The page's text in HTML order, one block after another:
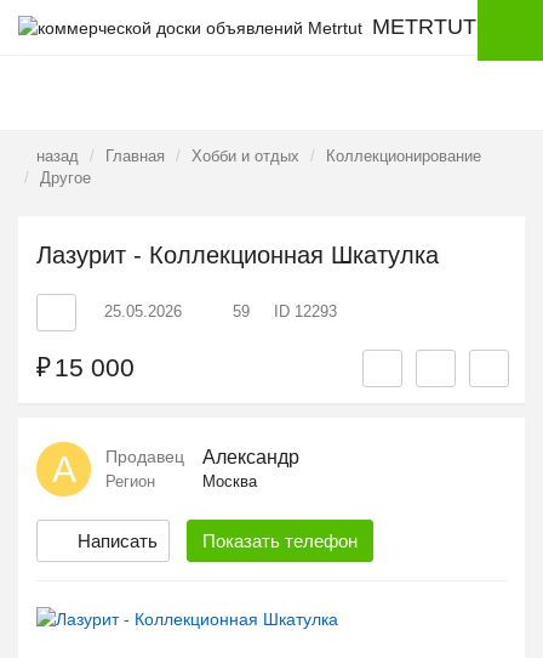
METRTUT
назад Главная Хобби и отдых
Коллекционирование
Другое
Лазурит - Коллекционная Шкатулка
25.05.2026 59 ID 12293
₽15 000
А Продавец Александр
Регион Москва
Написать Показать телефон